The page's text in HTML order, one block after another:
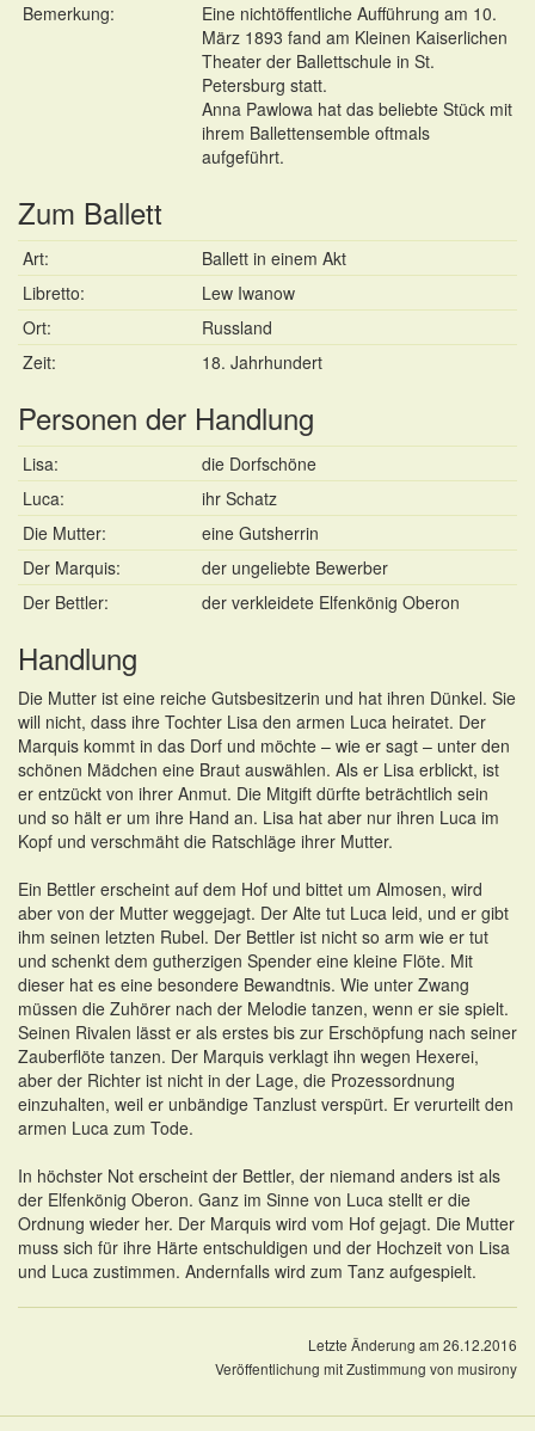
Bemerkung:
Eine nichtöffentliche Aufführung am 10.
März 1893 fand am Kleinen Kaiserlichen
Theater der Ballettschule in St.
Petersburg statt.
Anna Pawlowa hat das beliebte Stück mit
ihrem Ballettensemble oftmals
aufgeführt.
Zum Ballett
Art:
Ballett in einem Akt
Libretto:
Lew Iwanow
Ort:
Russland
Zeit:
18. Jahrhundert
Personen der Handlung
Lisa:
die Dorfschöne
Luca:
ihr Schatz
Die Mutter:
eine Gutsherrin
Der Marquis:
der ungeliebte Bewerber
Der Bettler:
der verkleidete Elfenkönig Oberon
Handlung
Die Mutter ist eine reiche Gutsbesitzerin und hat ihren Dünkel. Sie
will nicht, dass ihre Tochter Lisa den armen Luca heiratet. Der
Marquis kommt in das Dorf und möchte – wie er sagt – unter den
schönen Mädchen eine Braut auswählen. Als er Lisa erblickt, ist
er entzückt von ihrer Anmut. Die Mitgift dürfte beträchtlich sein
und so hält er um ihre Hand an. Lisa hat aber nur ihren Luca im
Kopf und verschmäht die Ratschläge ihrer Mutter.
Ein Bettler erscheint auf dem Hof und bittet um Almosen, wird
aber von der Mutter weggejagt. Der Alte tut Luca leid, und er gibt
ihm seinen letzten Rubel. Der Bettler ist nicht so arm wie er tut
und schenkt dem gutherzigen Spender eine kleine Flöte. Mit
dieser hat es eine besondere Bewandtnis. Wie unter Zwang
müssen die Zuhörer nach der Melodie tanzen, wenn er sie spielt.
Seinen Rivalen lässt er als erstes bis zur Erschöpfung nach seiner
Zauberflöte tanzen. Der Marquis verklagt ihn wegen Hexerei,
aber der Richter ist nicht in der Lage, die Prozessordnung
einzuhalten, weil er unbändige Tanzlust verspürt. Er verurteilt den
armen Luca zum Tode.
In höchster Not erscheint der Bettler, der niemand anders ist als
der Elfenkönig Oberon. Ganz im Sinne von Luca stellt er die
Ordnung wieder her. Der Marquis wird vom Hof gejagt. Die Mutter
muss sich für ihre Härte entschuldigen und der Hochzeit von Lisa
und Luca zustimmen. Andernfalls wird zum Tanz aufgespielt.
Letzte Änderung am 26.12.2016
Veröffentlichung mit Zustimmung von musirony